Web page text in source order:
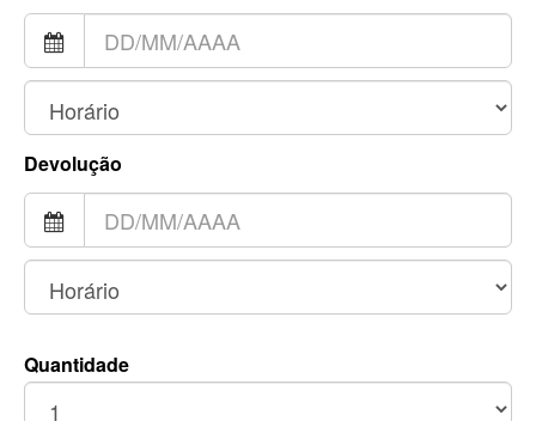
Devolução
Quantidade